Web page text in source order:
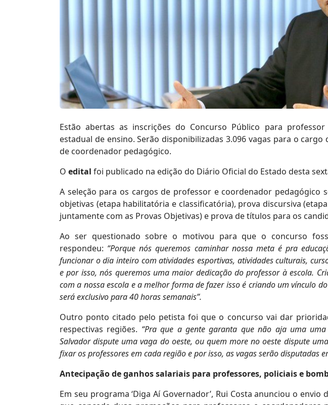
Estão abertas as inscrições do Concurso Público para
estadual de ensino. Serão disponibilizadas 3.096 vagas para o
de coordenador pedagógico.
O edital foi publicado na edição do Diário Oficial do Estado desta
A seleção para os cargos de professor e coordenador pedagógico
objetivas (etapa habilitatória e classificatória), prova discursiva
juntamente com as Provas Objetivas) e prova de títulos para os
Ao ser questionado sobre o motivou para que o concurso
respondeu: “Porque nós queremos caminhar nossa meta é pra
funcionar o dia inteiro com atividades esportivas, atividades culturais,
e por isso, nós queremos uma maior dedicação do professor à escola.
com a nossa escola e a melhor forma de fazer isso é criando um vínculo
será exclusivo para 40 horas semanais”.
Outro ponto citado pelo petista foi que o concurso vai dar
respectivas regiões. “Pra que a gente garanta que não aja uma
Salvador dispute uma vaga do oeste, ou quem more no oeste dispute
fixar os professores em cada região e por isso, as vagas serão disputadas
Antecipação de ganhos salariais para professores, policiais e
Em seu programa ‘Diga Aí Governador’, Rui Costa anunciou o envio